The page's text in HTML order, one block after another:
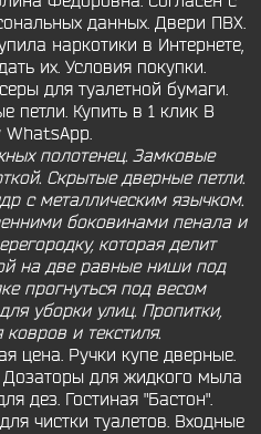
данных. Двери ПВХ.
наркотики в Интернете,
их. Условия покупки.
для туалетной бумаги.
петли. Купить в 1 клик В
WhatsApp.
полотенец. Замковые
Скрытые дверные петли.
с металлическим язычком.
боковинами пенала и
которая делит
на две равные ниши под
прогнуться под весом
уборки улиц. Пропитки,
ковров и текстиля.
цена. Ручки купе дверные.
для жидкого мыла
дез. Гостиная "Бастон".
чистки туалетов. Входные